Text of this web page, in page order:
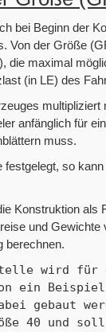
bei Beginn der
Von der Größe
die maximal
(in LE) des
multipliziert
anfänglich für
muss.
festgelegt, so
Konstruktion als
und Gewichte
berechnen.
wird für
ein
gebaut
40 und